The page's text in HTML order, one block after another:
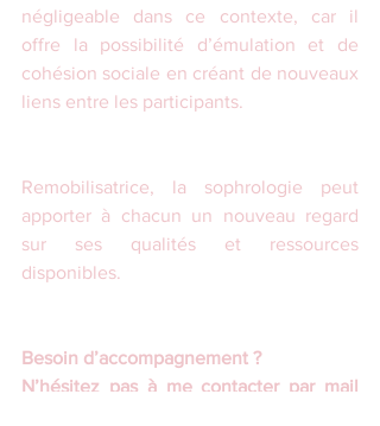
négligeable dans ce contexte, car il
offre la possibilité d’émulation et de
cohésion sociale en créant de nouveaux
liens entre les participants.
Remobilisatrice, la sophrologie peut
apporter à chacun un nouveau regard
sur ses qualités et ressources
disponibles.
Besoin d’accompagnement ?
N’hésitez pas à me contacter par mail